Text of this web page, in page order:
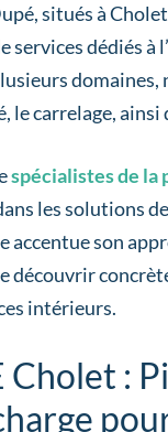
situés à
services dédiés à
le carrelage,
spécialistes de la
les solutions
accentue son
découvrir
intérieurs.
Cholet :